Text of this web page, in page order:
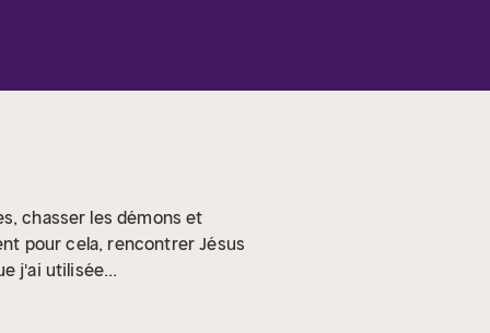
chasser les démons et
pour cela, rencontrer Jésus
j'ai utilisée...